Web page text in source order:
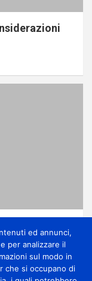
ed annunci,
per analizzare il
sul modo in
che si occupano di